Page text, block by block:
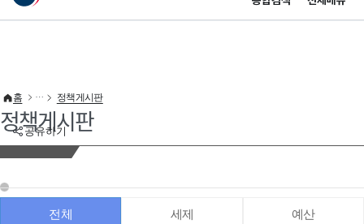
이 누리집은 대한민국 공식 전자정부 누리집입니다.
공유하기
홈 정책게시판
정책게시판
전체 세제 예산